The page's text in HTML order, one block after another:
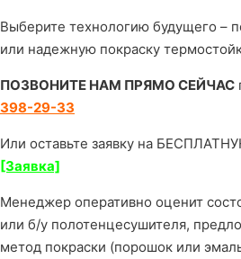
Выберите технологию будущего –
или надежную покраску
ПОЗВОНИТЕ НАМ ПРЯМО СЕЙЧАС
398-29-33
Или оставьте заявку на
[Заявка]
Менеджер оперативно оценит
или б/у полотенцесушителя,
метод покраски (порошок или